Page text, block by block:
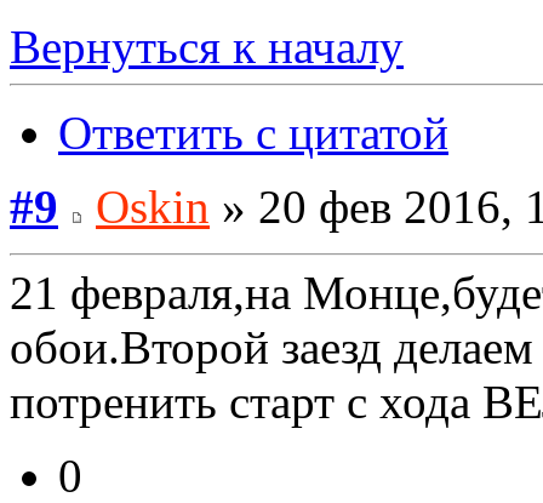
Вернуться к началу
Ответить с цитатой
#9
Oskin » 20 фев 2016,
21 февраля,на
обои.Второй заезд
потренить старт с хода
0